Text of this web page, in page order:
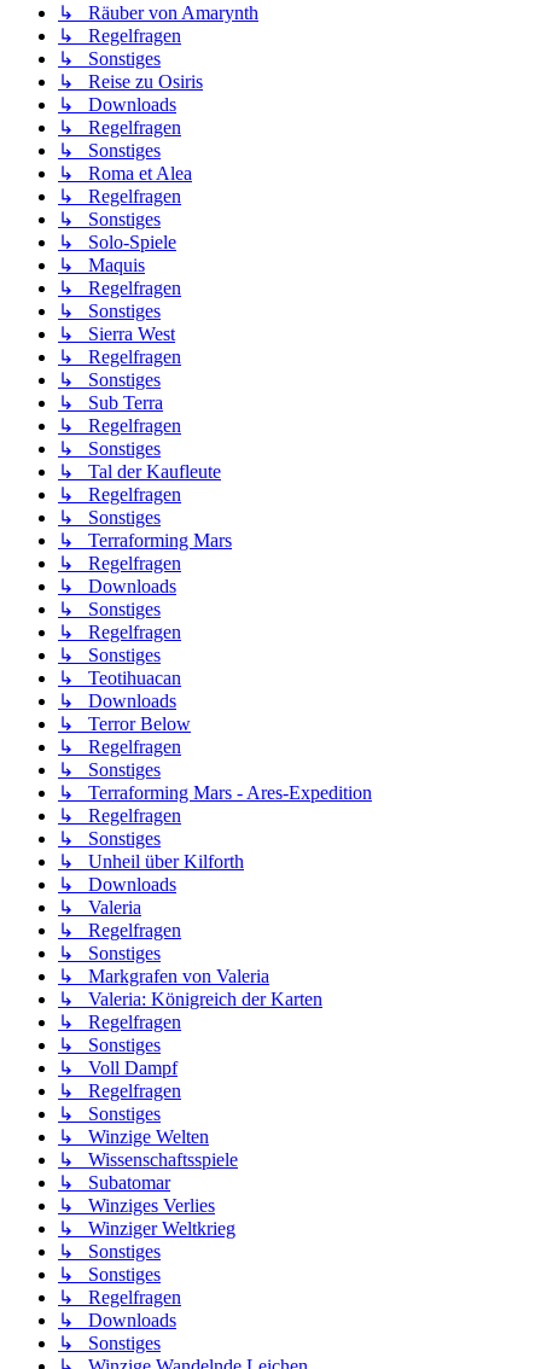
↳ Räuber von Amarynth
↳ Regelfragen
↳ Sonstiges
↳ Reise zu Osiris
↳ Downloads
↳ Regelfragen
↳ Sonstiges
↳ Roma et Alea
↳ Regelfragen
↳ Sonstiges
↳ Solo-Spiele
↳ Maquis
↳ Regelfragen
↳ Sonstiges
↳ Sierra West
↳ Regelfragen
↳ Sonstiges
↳ Sub Terra
↳ Regelfragen
↳ Sonstiges
↳ Tal der Kaufleute
↳ Regelfragen
↳ Sonstiges
↳ Terraforming Mars
↳ Regelfragen
↳ Downloads
↳ Sonstiges
↳ Regelfragen
↳ Sonstiges
↳ Teotihuacan
↳ Downloads
↳ Terror Below
↳ Regelfragen
↳ Sonstiges
↳ Terraforming Mars - Ares-Expedition
↳ Regelfragen
↳ Sonstiges
↳ Unheil über Kilforth
↳ Downloads
↳ Valeria
↳ Regelfragen
↳ Sonstiges
↳ Markgrafen von Valeria
↳ Valeria: Königreich der Karten
↳ Regelfragen
↳ Sonstiges
↳ Voll Dampf
↳ Regelfragen
↳ Sonstiges
↳ Winzige Welten
↳ Wissenschaftsspiele
↳ Subatomar
↳ Winziges Verlies
↳ Winziger Weltkrieg
↳ Sonstiges
↳ Sonstiges
↳ Regelfragen
↳ Downloads
↳ Sonstiges